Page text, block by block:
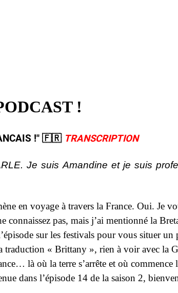
!
!"​ ​🇫🇷​ TRANSCRIPTION
Je suis Amandine et je suis
en voyage à travers la France. Oui. Je
pas, mais j’ai mentionné la
sur les festivals pour vous situer un
traduction « Brittany », rien à voir avec la
là où la terre s’arrête et où commence
dans l’épisode 14 de la saison 2,